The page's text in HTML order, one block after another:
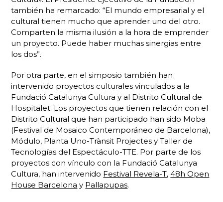
también ha remarcado: “El mundo empresarial y el
cultural tienen mucho que aprender uno del otro.
Comparten la misma ilusión a la hora de emprender
un proyecto. Puede haber muchas sinergias entre
los dos”.
Por otra parte, en el simposio también han
intervenido proyectos culturales vinculados a la
Fundació Catalunya Cultura y al Distrito Cultural de
Hospitalet. Los proyectos que tienen relación con el
Distrito Cultural que han participado han sido Moba
(Festival de Mosaico Contemporáneo de Barcelona),
Módulo, Planta Uno-Trànsit Projectes y Taller de
Tecnologías del Espectáculo-TTE. Por parte de los
proyectos con vínculo con la Fundació Catalunya
Cultura, han intervenido Festival Revela-T,48h Open
House Barcelona y Pallapupas.